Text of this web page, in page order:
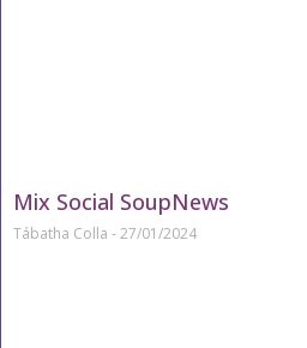
Mix Social SoupNews
Tábatha Colla 27/01/2024